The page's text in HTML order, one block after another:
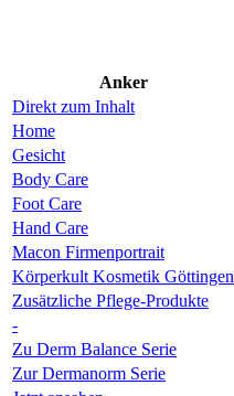
Anker
Direkt zum Inhalt
Home
Gesicht
Body Care
Foot Care
Hand Care
Macon Firmenportrait
Körperkult Kosmetik Göttingen
Zusätzliche Pflege-Produkte
-
Zu Derm Balance Serie
Zur Dermanorm Serie